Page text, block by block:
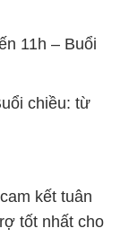
11h – Buổi
chiều: từ
kết tuân
tốt nhất cho